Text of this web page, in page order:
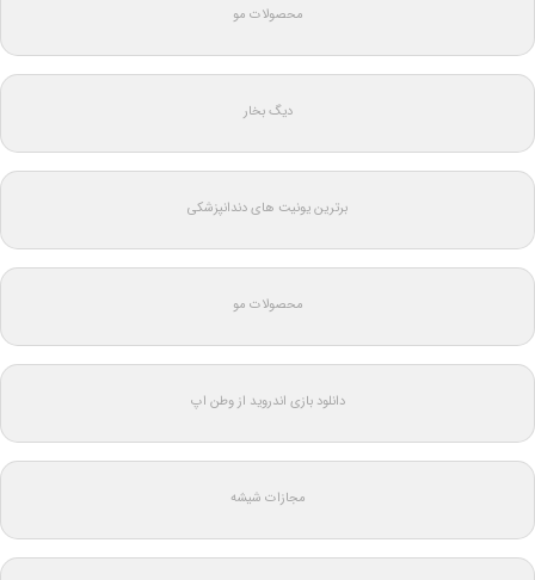
محصولات مو
دیگ بخار
برترین یونیت های دندانپزشکی
محصولات مو
دانلود بازی اندروید از وطن اپ
مجازات شیشه